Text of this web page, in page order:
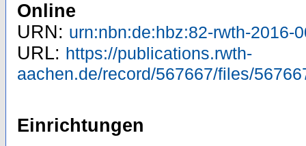
Online
URN: urn:nbn:de:hbz:82-rwth-2016-
URL: https://publications.rwth-
aachen.de/record/567667/files/
Einrichtungen